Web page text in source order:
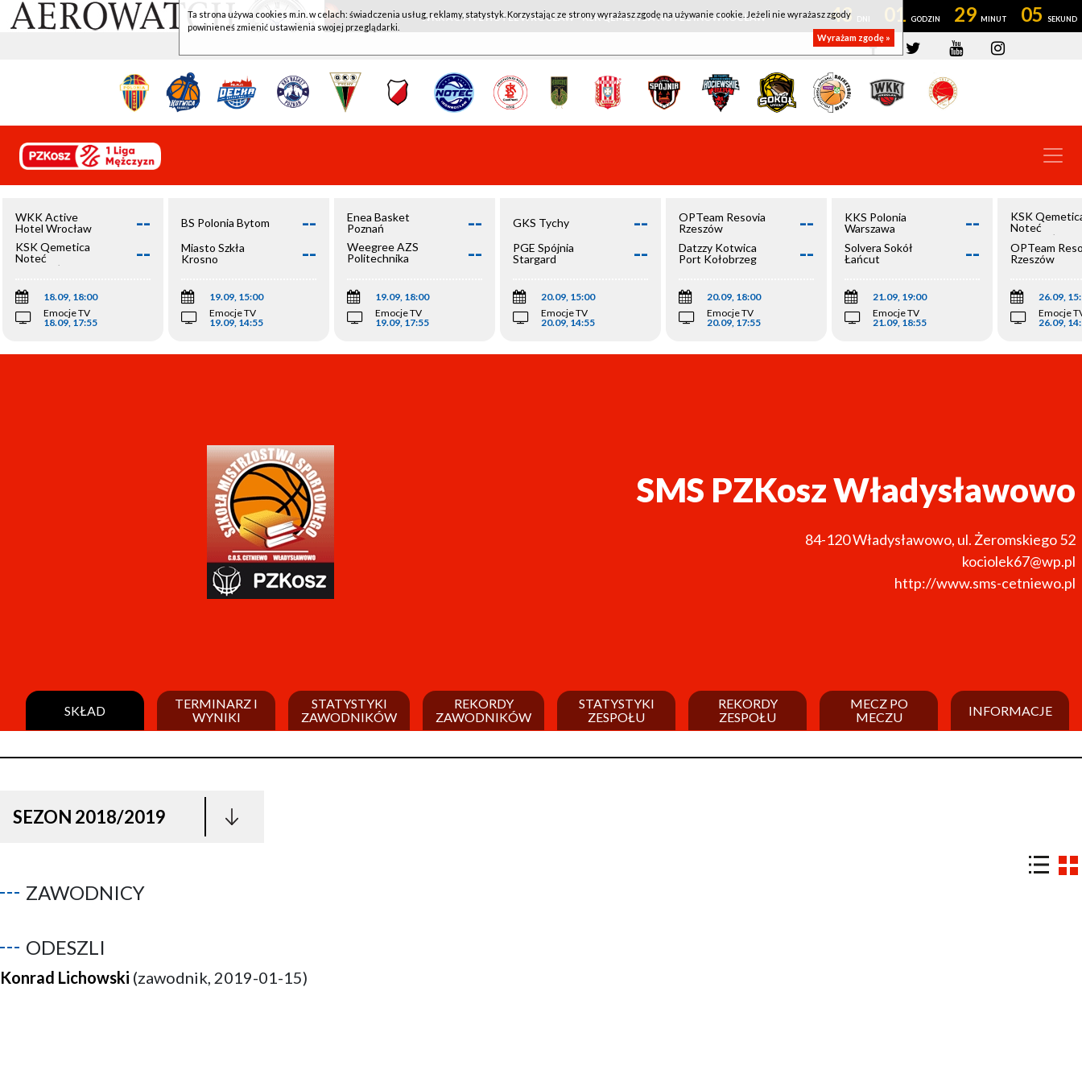
WKK ACTIVE HOTEL WROCŁAW - KSK QEMETICA NOTEĆ INOWROCŁAW 43 01 29 05
WKK Active
Hotel Wrocław
--
KSK Qemetica
Noteć
Inowrocław
--
18.09, 18:00
Emocje TV
18.09, 17:55
BS Polonia Bytom --
Miasto Szkła
Krosno
--
19.09, 15:00
Emocje TV
19.09, 14:55
Enea Basket
Poznań
--
Weegree AZS
Politechnika
--
19.09, 18:00
Emocje TV
19.09, 17:55
GKS Tychy --
PGE Spójnia
Stargard
--
20.09, 15:00
Emocje TV
20.09, 14:55
OPTeam Resovia
Rzeszów
--
Datzzy Kotwica
Port Kołobrzeg
--
20.09, 18:00
Emocje TV
20.09, 17:55
KKS Polonia
Warszawa
--
Solvera Sokół
Łańcut
--
21.09, 19:00
Emocje TV
21.09, 18:55
KSK
Noteć
Inowrocław
OPTeam
Rzeszów
26.09,
Emocje
26.09,
SMS PZKosz Władysławowo
84-120Władysławowo, ul. Żeromskiego 52
kociolek67@wp.pl
http://www.sms-cetniewo.pl
SKŁAD
TERMINARZ I
WYNIKI
STATYSTYKI
ZAWODNIKÓW
REKORDY
ZAWODNIKÓW
STATYSTYKI
ZESPOŁU
REKORDY
ZESPOŁU
MECZ PO
MECZU
INFORMACJE
SEZON 2018/2019
ZAWODNICY
ODESZLI
Konrad Lichowski (zawodnik, 2019-01-15)
Ta strona używa cookies m.in. w celach: świadczenia usług, reklamy, statystyk. Korzystając ze strony wyrażasz zgodę na używanie cookie. Jeżeli nie wyrażasz zgody
powinieneś zmienić ustawienia swojej przeglądarki.
Wyrażam zgodę »